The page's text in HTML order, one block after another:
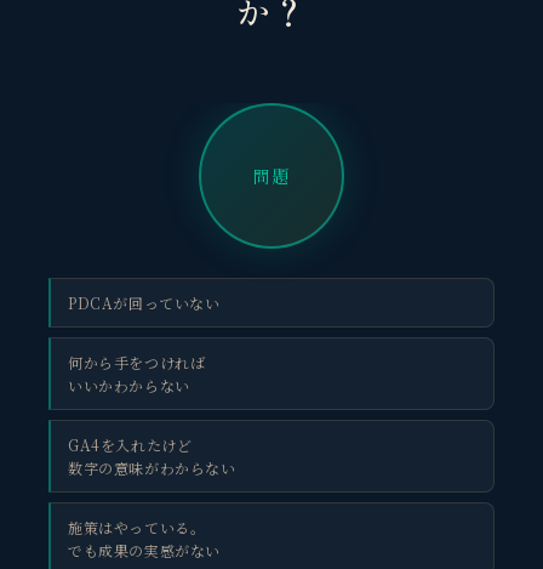
か？
問題
PDCAが回っていない
何から手をつければ
いいかわからない
GA4を入れたけど
数字の意味がわからない
施策はやっている。
でも成果の実感がない